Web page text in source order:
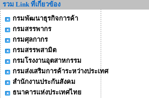
รวม Link ที่เกี่ยวข้อง
กรมพัฒนาธุรกิจการค้า
กรมสรรพากร
กรมศุลกากร
กรมสรรพสามิต
กรมโรงงานอุตสาหกรรม
กรมส่งเสริมการค้าระหว่างประเทศ
สำนักงานประกันสังคม
ธนาคารแห่งประเทศไทย